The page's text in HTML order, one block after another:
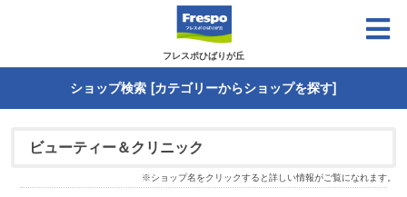
フレスポひばりが丘
ショップ検索 [カテゴリーからショップを探す]
ビューティー＆クリニック
※ショップ名をクリックすると詳しい情報がご覧になれます。